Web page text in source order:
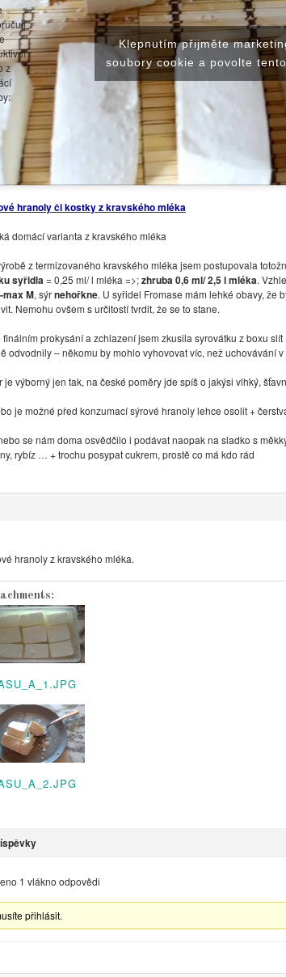
z
Klepnutím přijměte
soubory cookie a povolte
hranoly či kostky z kravského mléka
domácí varianta z kravského mléka
z termizovaného kravského mléka jsem postupovala
syřidla= 0,25 ml/ l mléka =>;zhruba 0,6 ml/ 2,5 l mléka.
max M, sýrnehořkne. U syřidel Fromase mám lehké obavy, že
Nemohu ovšem s určitostí tvrdit, že se to stane.
finálním prokysání a zchlazení jsem zkusila syrovátku z boxu
odvodnily – někomu by mohlo vyhovovat víc, než uchovávání
je výborný jen tak, na české poměry jde spíš o jakýsi vlhký,
je možné před konzumací sýrové hranoly lehce osolit +
se nám doma osvědčilo i podávat naopak na sladko s
rybíz … + trochu posypat cukrem, prostě co má kdo rád
hranoly z kravského mléka.
1 vlákno odpovědi
přihlásit.